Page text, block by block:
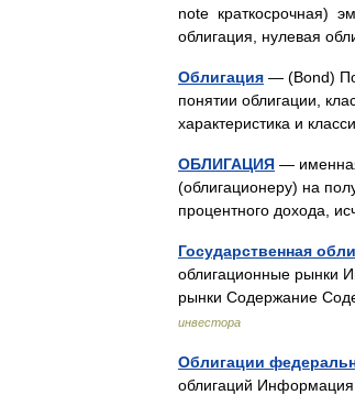
note краткосрочная)
облигация, нулевая
Облигация — (Вond)
понятии облигации,
характеристика и
ОБЛИГАЦИЯ —
(облигационеру) на
процентного дохода,
Государственная
облигационные рынки
рынки Содержание
инвестора
Облигации
облигаций